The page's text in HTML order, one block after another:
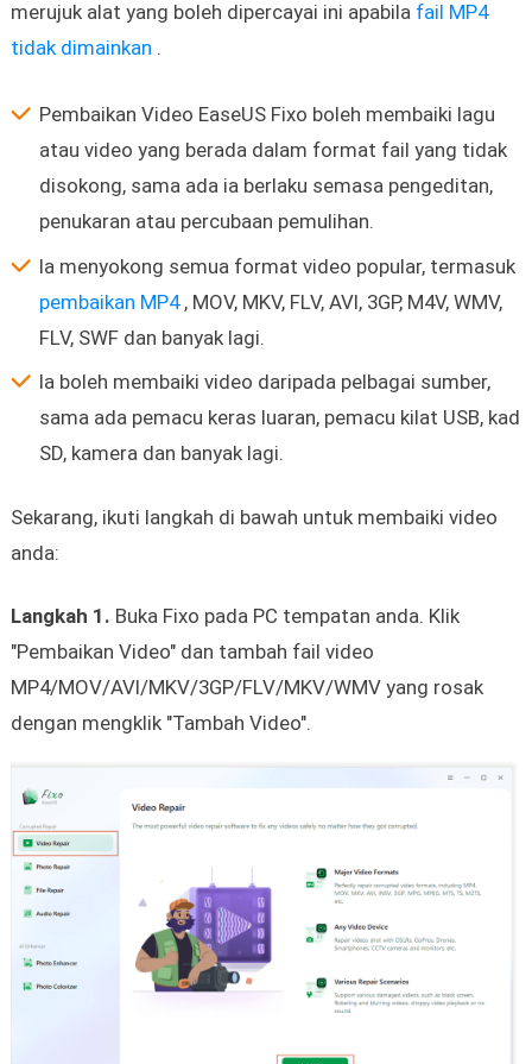
merujuk alat yang boleh dipercayai ini apabila fail MP4
tidak dimainkan .
Pembaikan Video EaseUS Fixo boleh membaiki lagu
atau video yang berada dalam format fail yang tidak
disokong, sama ada ia berlaku semasa pengeditan,
penukaran atau percubaan pemulihan.
Ia menyokong semua format video popular, termasuk
pembaikan MP4, MOV, MKV, FLV, AVI, 3GP, M4V, WMV,
FLV, SWF dan banyak lagi.
Ia boleh membaiki video daripada pelbagai sumber,
sama ada pemacu keras luaran, pemacu kilat USB, kad
SD, kamera dan banyak lagi.
Sekarang, ikuti langkah di bawah untuk membaiki video
anda:
Langkah 1. Buka Fixo pada PC tempatan anda. Klik
"Pembaikan Video" dan tambah fail video
MP4/MOV/AVI/MKV/3GP/FLV/MKV/WMV yang rosak
dengan mengklik "Tambah Video".